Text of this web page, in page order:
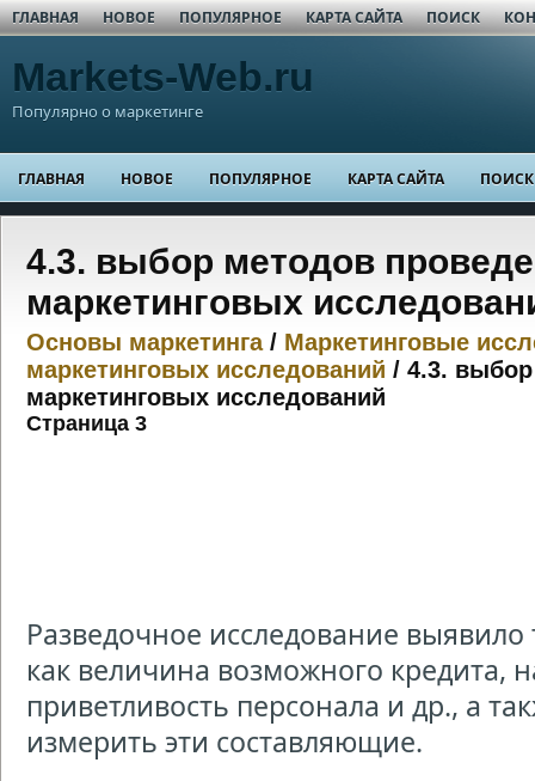
ГЛАВНАЯ НОВОЕ ПОПУЛЯРНОЕ КАРТА САЙТА ПОИСК
Markets-Web.ru
Популярно о маркетинге
ГЛАВНАЯ НОВОЕ ПОПУЛЯРНОЕ КАРТА САЙТА ПОИСК
4.3. выбор методов
маркетинговых
Основы маркетинга/ Маркетинговые
маркетинговых исследований / 4.3.
маркетинговых исследований
Страница 3
Разведочное исследование
как величина возможного кредита,
приветливость персонала и др., а
измерить эти составляющие.